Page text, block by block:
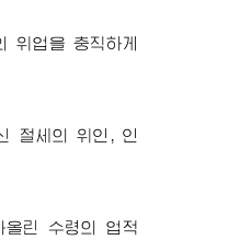
위업을 충직하게
절세의 위인, 인
린 수령의 업적